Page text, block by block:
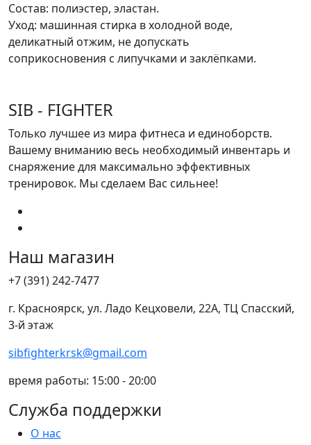
Состав: полиэстер, эластан.
Уход: машинная стирка в холодной воде,
деликатный отжим, не допускать
соприкосновения с липучками и заклёпками.
SIB - FIGHTER
Только лучшее из мира фитнеса и единоборств.
Вашему вниманию весь необходимый инвентарь и
снаряжение для максимально эффективных
тренировок. Мы сделаем Вас сильнее!
Наш магазин
+7 (391) 242-7477
г. Красноярск, ул. Ладо Кецховели, 22А, ТЦ Спасский,
3-й этаж
sibfighterkrsk@gmail.com
время работы: 15:00 - 20:00
Служба поддержки
О нас